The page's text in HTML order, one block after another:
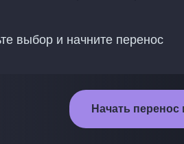
выбор и начните перенос
Начать перенос